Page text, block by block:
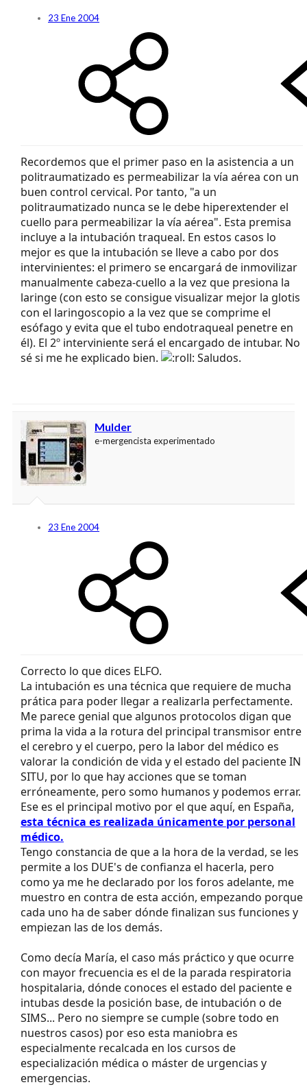
23 Ene 2004
Recordemos que el primer paso en la asistencia a un
politraumatizado es permeabilizar la vía aérea con un
buen control cervical. Por tanto, "a un
politraumatizado nunca se le debe hiperextender el
cuello para permeabilizar la vía aérea". Esta premisa
incluye a la intubación traqueal. En estos casos lo
mejor es que la intubación se lleve a cabo por dos
intervinientes: el primero se encargará de inmovilizar
manualmente cabeza-cuello a la vez que presiona la
laringe (con esto se consigue visualizar mejor la glotis
con el laringoscopio a la vez que se comprime el
esófago y evita que el tubo endotraqueal penetre en
él). El 2º interviniente será el encargado de intubar. No
sé si me he explicado bien.
Saludos.
Mulder
e-mergencista experimentado
23 Ene 2004
Correcto lo que dices ELFO.
La intubación es una técnica que requiere de mucha
prática para poder llegar a realizarla perfectamente.
Me parece genial que algunos protocolos digan que
prima la vida a la rotura del principal transmisor entre
el cerebro y el cuerpo, pero la labor del médico es
valorar la condición de vida y el estado del paciente IN
SITU, por lo que hay acciones que se toman
erróneamente, pero somo humanos y podemos errar.
Ese es el principal motivo por el que aquí, en España,
esta técnica es realizada únicamente por personal
médico.
Tengo constancia de que a la hora de la verdad, se les
permite a los DUE's de confianza el hacerla, pero
como ya me he declarado por los foros adelante, me
muestro en contra de esta acción, empezando porque
cada uno ha de saber dónde finalizan sus funciones y
empiezan las de los demás.
Como decía María, el caso más práctico y que ocurre
con mayor frecuencia es el de la parada respiratoria
hospitalaria, dónde conoces el estado del paciente e
intubas desde la posición base, de intubación o de
SIMS... Pero no siempre se cumple (sobre todo en
nuestros casos) por eso esta maniobra es
especialmente recalcada en los cursos de
especialización médica o máster de urgencias y
emergencias.